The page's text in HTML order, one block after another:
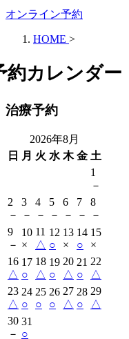
オンライン予約
HOME >
約カレンダー
治療予約
2026年8月
日
月 火 水 木 金 土
1
－
2
－
3
－
4
－
5
－
6
－
7
－
8
－
9
－
10
×
11
△
12
○
13
×
14
○
15
×
16
△
17
○
18
△
19
○
20
△
21
○
22
△
23
△
24
○
25
○
26
○
27
△
28
○
29
△
30
－
31
○